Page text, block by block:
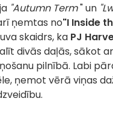
"Autumn Term" un
ņemtas no"I Inside
skaidrs, ka PJ
divās daļās, sākot
pilnībā. Labi
ņemot vērā viņas